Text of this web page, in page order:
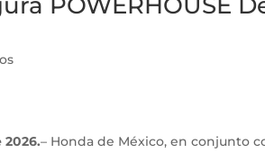
2026.– Honda de México, en conjunto